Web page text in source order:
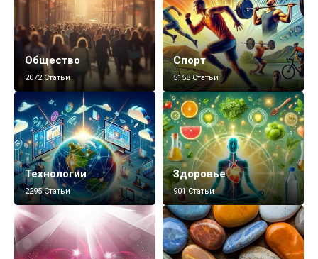
Общество
2072 Статьи
Спорт
5158 Статьи
Технологии
2295 Статьи
Здоровье
901 Статьи